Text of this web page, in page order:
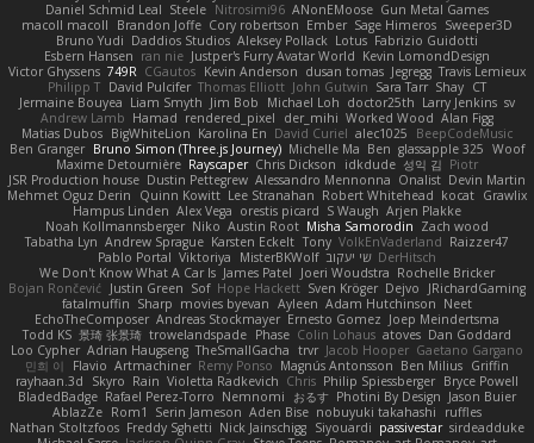
Daniel Schmid Leal Steele Nitrosimi96 ANonEMoose Gun Metal Games
macoll macoll
Brandon Joffe Cory robertson Ember Sage Himeros Sweeper3D
Bruno Yudi Daddios Studios Aleksey Pollack Lotus Fabrizio Guidotti
Esbern Hansen ran nie Justper's Furry Avatar World Kevin LomondDesign
Victor Ghyssens 749R CGautos Kevin Anderson dusan tomas Jegregg Travis Lemieux
Philipp T David Pulcifer Thomas Elliott John Gutwin Sara Tarr Shay CT
Jermaine Bouyea Liam Smyth Jim Bob Michael Loh doctor25th Larry Jenkins sv
Andrew Lamb Hamad rendered_pixel der_mihi Worked Wood Alan Figg
Matias Dubos BigWhiteLion Karolina En David Curiel alec1025
BeepCodeMusic
Ben Granger Bruno Simon (Three.js Journey) Michelle Ma Ben glassapple 325 Woof
Maxime Detournière Rayscaper Chris Dickson idkdude 성익 김 Piotr
JSR Production house Dustin Pettegrew Alessandro Mennonna Onalist Devin Martin
Mehmet Oguz Derin
Quinn Kowitt Lee Stranahan Robert Whitehead kocat Grawlix
Hampus Linden Alex Vega orestis picard S Waugh Arjen Plakke
Noah Kollmannsberger Niko Austin Root Misha Samorodin Zach wood
Tabatha Lyn Andrew Sprague Karsten Eckelt Tony VolkEnVaderland Raizzer47
Pablo Portal Viktoriya MisterBKWolf שי יעקוב DerHitsch
We Don't Know What A Car Is James Patel Joeri Woudstra Rochelle Bricker
Bojan Rončević
Justin Green Sof Hope Hackett Sven Kröger Dejvo
JRichardGaming
fatalmuffin Sharp movies byevan Ayleen Adam Hutchinson Neet
EchoTheComposer Andreas Stockmayer Ernesto Gomez Joep Meindertsma
Todd KS 景琦 张景琦 trowelandspade Phase Colin Lohaus atoves Dan Goddard
Loo Cypher Adrian Haugseng TheSmallGacha trvr Jacob Hooper Gaetano Gargano
민희 이
Flavio Artmachiner Remy Ponso Magnús Antonsson Ben Milius Griffin
rayhaan.3d
Skyro Rain Violetta Radkevich Chris Philip Spiessberger Bryce Powell
BladedBadge Rafael Perez-Torro Nemnomi おるす Photini By Design Jason Buier
AblazZe Rom1 Serin Jameson Aden Bise nobuyuki takahashi
ruffles
Nathan Stoltzfoos Freddy Sghetti Nick Jainschigg Siyouardi passivestar sirdeadduke